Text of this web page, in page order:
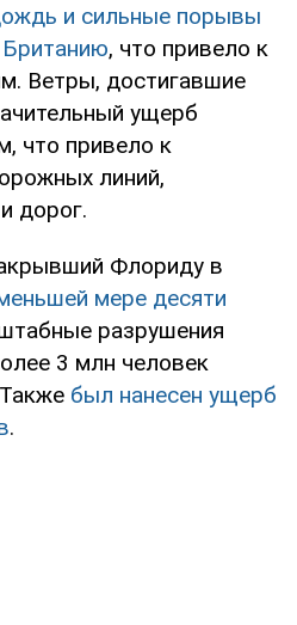
и сильные порывы
, что привело к
Ветры, достигавшие
ущерб
что привело к
линий,
дорог.
Флориду в
мере десяти
разрушения
3 млн человек
был нанесен ущерб
.